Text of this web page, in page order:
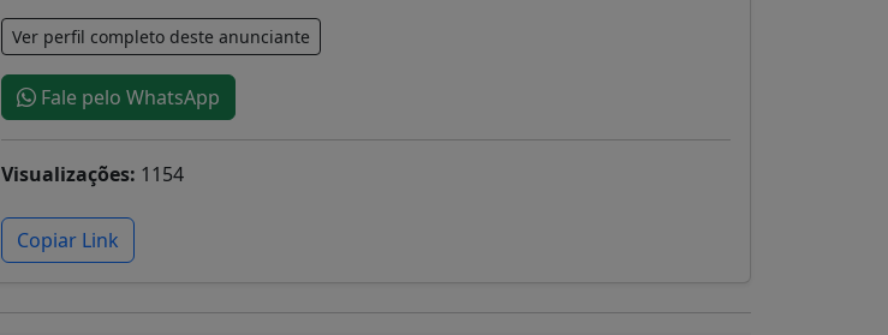
Ver perfil completo deste anunciante
Fale pelo WhatsApp
Visualizações: 1154
Copiar Link